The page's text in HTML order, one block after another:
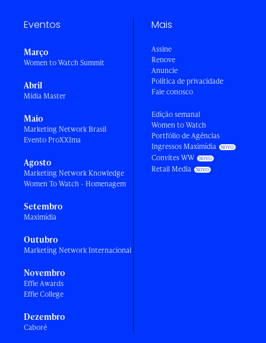
Eventos
Março
Women to Watch Summit
Abril
Mídia Master
Maio
Marketing Network Brasil
Evento ProXXIma
Agosto
Marketing Network Knowledge
Women To Watch - Homenagem
Setembro
Maximídia
Outubro
Marketing Network Internacional
Novembro
Effie Awards
Effie College
Dezembro
Caboré
Mais
Assine
Renove
Anuncie
Política de privacidade
Fale conosco
Edição semanal
Women to Watch
Portfólio de Agências
Ingressos Maximídia
Convites WW
Retail Media